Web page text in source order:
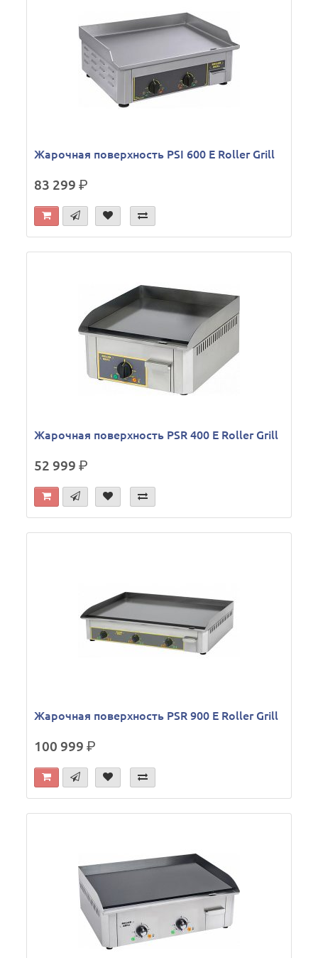
Жарочная поверхность PSI 600 E Roller Grill
83 299р.
Жарочная поверхность PSR 400 E Roller Grill
52 999р.
Жарочная поверхность PSR 900 E Roller Grill
100 999р.